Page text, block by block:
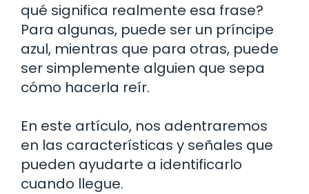
qué significa realmente esa frase?
Para algunas, puede ser un príncipe
azul, mientras que para otras, puede
ser simplemente alguien que sepa
cómo hacerla reír.
En este artículo, nos adentraremos
en las características y señales que
pueden ayudarte a identificarlo
cuando llegue.